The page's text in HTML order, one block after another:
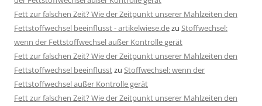
Fett zur falschen Zeit? Wie der Zeitpunkt unserer Mahlzeiten den
Fettstoffwechsel beeinflusst - artikelwiese.dezu Stoffwechsel:
wenn der Fettstoffwechsel außer Kontrolle gerät
Fett zur falschen Zeit? Wie der Zeitpunkt unserer Mahlzeiten den
Fettstoffwechsel beeinflusstzu Stoffwechsel: wenn der
Fettstoffwechsel außer Kontrolle gerät
Fett zur falschen Zeit? Wie der Zeitpunkt unserer Mahlzeiten den